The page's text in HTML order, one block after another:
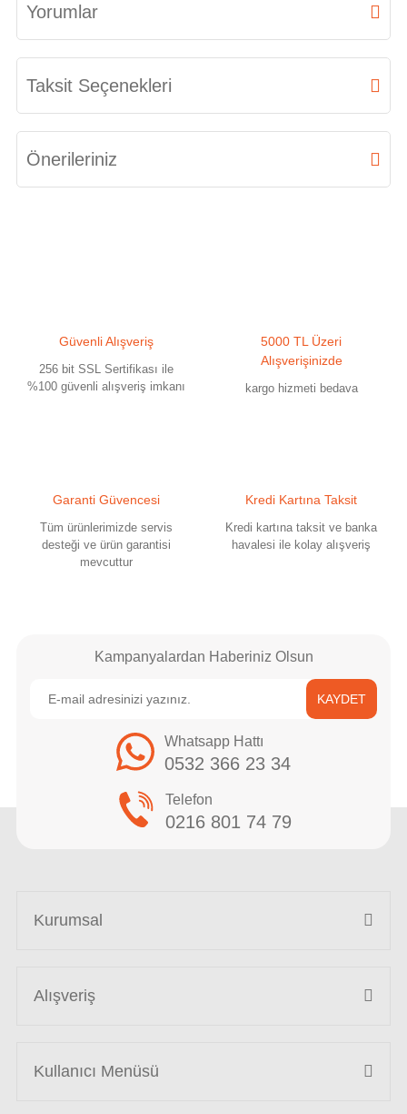
Yorumlar
Bu ürüne ilk yorumu siz yapın!
Taksit Seçenekleri
Önerileriniz
Ürün açıklamasında eksik bilgiler bulunuyor.
Ürün bilgilerinde hatalar bulunuyor.
Güvenli Alışveriş
256 bit SSL Sertifikası ile
%100 güvenli alışveriş imkanı
5000 TL Üzeri
Alışverişinizde
kargo hizmeti bedava
Garanti Güvencesi
Tüm ürünlerimizde servis
desteği ve ürün garantisi
mevcuttur
Kredi Kartına Taksit
Kredi kartına taksit ve banka
havalesi ile kolay alışveriş
Kampanyalardan Haberiniz Olsun
KAYDET
Whatsapp Hattı
0532 366 23 34
Telefon
0216 801 74 79
Kurumsal
Alışveriş
Kullanıcı Menüsü